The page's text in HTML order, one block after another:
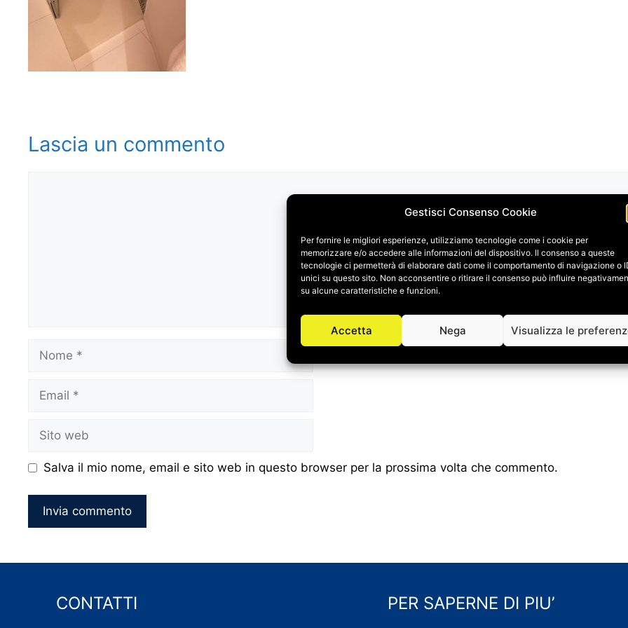
Gestisci Consenso Cookie
Per fornire le migliori esperienze, utilizziamo tecnologie come i cookie per
memorizzare e/o accedere alle informazioni del dispositivo. Il consenso a queste
tecnologie ci permetterà di elaborare dati come il comportamento di navigazione o
unici su questo sito. Non acconsentire o ritirare il consenso può influire
su alcune caratteristiche e funzioni.
Accetta Nega Visualizza le
Lascia un commento
Nome
Email
Sito
web
Salva il mio nome, email e sito web in questo browser per la prossima volta che commento.
CONTATTI PER SAPERNE DI PIU’